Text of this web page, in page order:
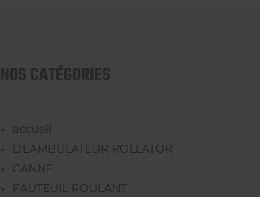
NOS CATÉGORIES
accueil
DEAMBULATEUR ROLLATOR
CANNE
FAUTEUIL ROULANT